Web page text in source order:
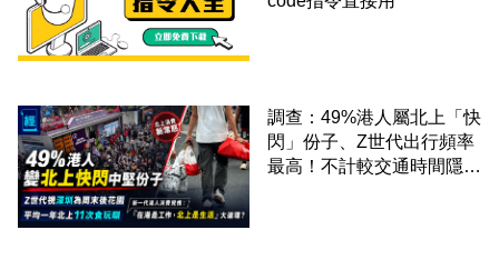
調查：49%港人屬北上「快
閃」份子、Z世代出行頻率
最高！不計較交通時間隱形